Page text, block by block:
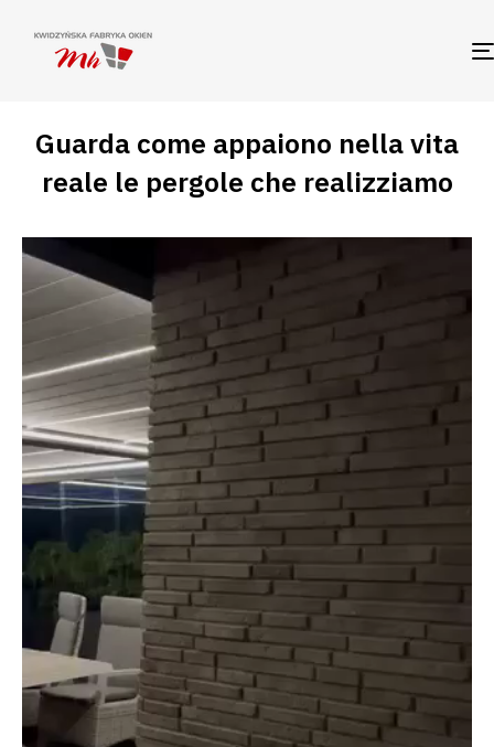
Guarda come appaiono nella vita
reale le pergole che realizziamo